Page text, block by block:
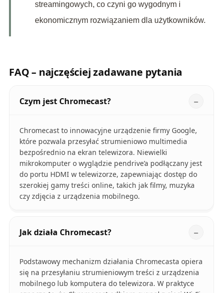
streamingowych, co czyni go wygodnym i
ekonomicznym rozwiązaniem dla użytkowników.
FAQ – najczęściej zadawane pytania
Czym jest Chromecast?
Chromecast to innowacyjne urządzenie firmy Google,
które pozwala przesyłać strumieniowo multimedia
bezpośrednio na ekran telewizora. Niewielki
mikrokomputer o wyglądzie pendrive’a podłączany jest
do portu HDMI w telewizorze, zapewniając dostęp do
szerokiej gamy treści online, takich jak filmy, muzyka
czy zdjęcia z urządzenia mobilnego.
Jak działa Chromecast?
Podstawowy mechanizm działania Chromecasta opiera
się na przesyłaniu strumieniowym treści z urządzenia
mobilnego lub komputera do telewizora. W praktyce